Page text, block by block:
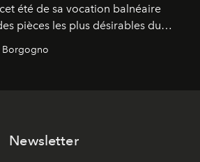
été de sa vocation balnéaire
pièces les plus désirables du
Borgogno
Newsletter